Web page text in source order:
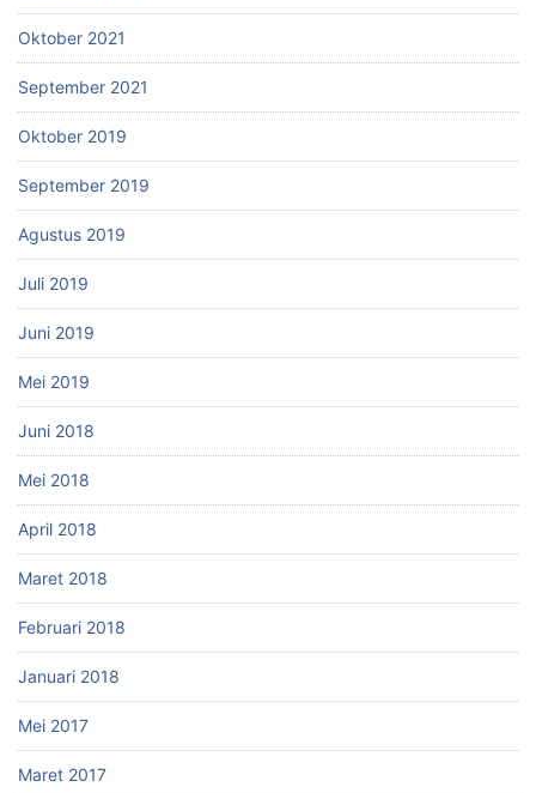
Oktober 2021
September 2021
Oktober 2019
September 2019
Agustus 2019
Juli 2019
Juni 2019
Mei 2019
Juni 2018
Mei 2018
April 2018
Maret 2018
Februari 2018
Januari 2018
Mei 2017
Maret 2017